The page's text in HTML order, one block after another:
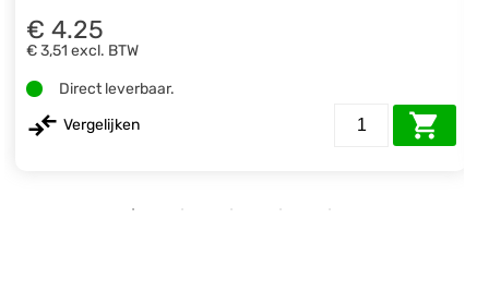
€ 4.25
€ 3,51 excl. BTW
Direct leverbaar.
Vergelijken